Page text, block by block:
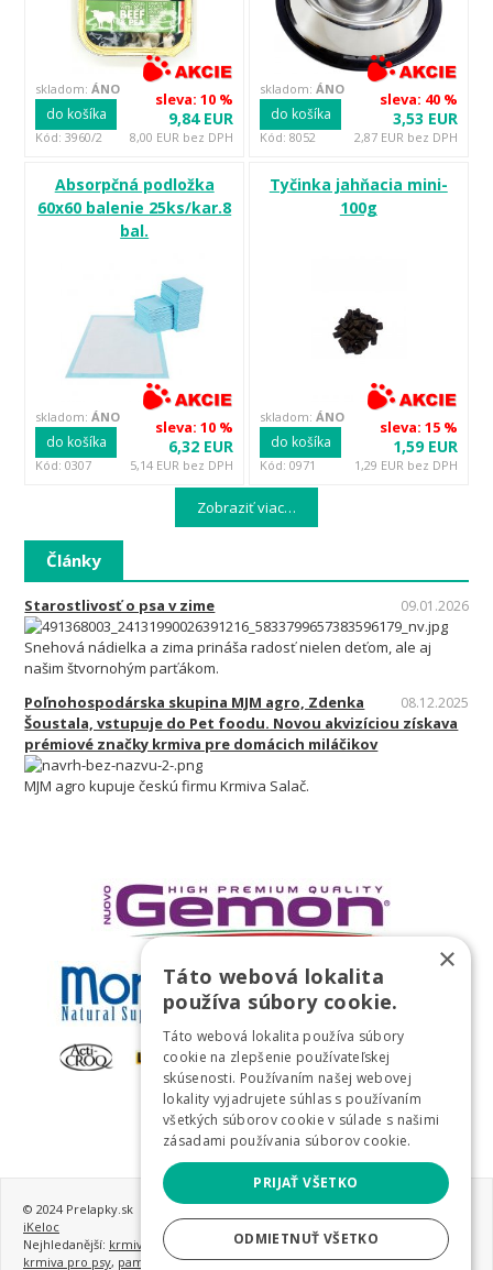
Kód: 3960/2
skladom: ÁNO
9,84 EUR
8,00 EUR bez DPH
sleva: 10 %
do košíka
Kód: 8052
skladom: ÁNO
3,53 EUR
2,87 EUR bez DPH
sleva: 40 %
do košíka
Absorpčná podložka
60x60 balenie 25ks/kar.8
bal.
Kód: 0307
skladom: ÁNO
6,32 EUR
5,14 EUR bez DPH
sleva: 10 %
do košíka
Tyčinka jahňacia mini-
100g
Kód: 0971
skladom: ÁNO
1,59 EUR
1,29 EUR bez DPH
sleva: 15 %
do košíka
Zobraziť viac…
Články
09.01.2026
Starostlivosť o psa v zime
Snehová nádielka a zima prináša radosť nielen deťom, ale aj
našim štvornohým parťákom.
08.12.2025
Poľnohospodárska skupina MJM agro, Zdenka
Šoustala, vstupuje do Pet foodu. Novou akvizíciou získava
prémiové značky krmiva pre domácich miláčikov
MJM agro kupuje českú firmu Krmiva Salač.
© 2024 Prelapky.sk
iKeloc
Nejhledanější: krmivo pro psy granule pro psy,nejlepší granule pro psy ,
krmiva pro psy, pamlsky pro psy,konzervy pro psy,krmivo a vitamíny pro
×
Táto webová lokalita
používa súbory cookie.
Táto webová lokalita používa súbory
cookie na zlepšenie používateľskej
skúsenosti. Používaním našej webovej
lokality vyjadrujete súhlas s používaním
všetkých súborov cookie v súlade s našimi
zásadami používania súborov cookie.
PRIJAŤ VŠETKO
ODMIETNUŤ VŠETKO